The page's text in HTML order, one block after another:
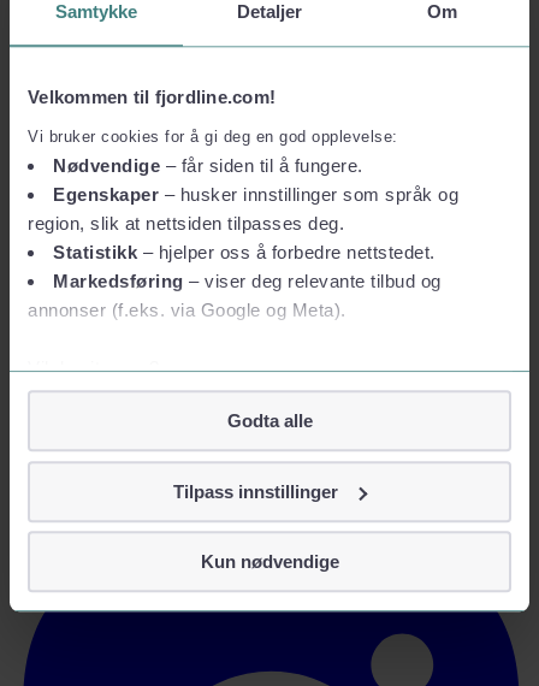
Samtykke Detaljer Om
Velkommen til fjordline.com!
Vi bruker cookies for å gi deg en god opplevelse:
Nødvendige – får siden til å fungere.
Egenskaper – husker innstillinger som språk og
region, slik at nettsiden tilpasses deg.
Statistikk – hjelper oss å forbedre nettstedet.
Markedsføring – viser deg relevante tilbud og
annonser (f.eks. via Google og Meta).
Vil du vite mer?
Om informasjonskapsler
Googles retningslinjer for personvern
Vi tar ditt personvern på alvor
identifiserer deg, som navn eller telefonnummer.
Godta alle
Tilpass innstillinger
Kun nødvendige